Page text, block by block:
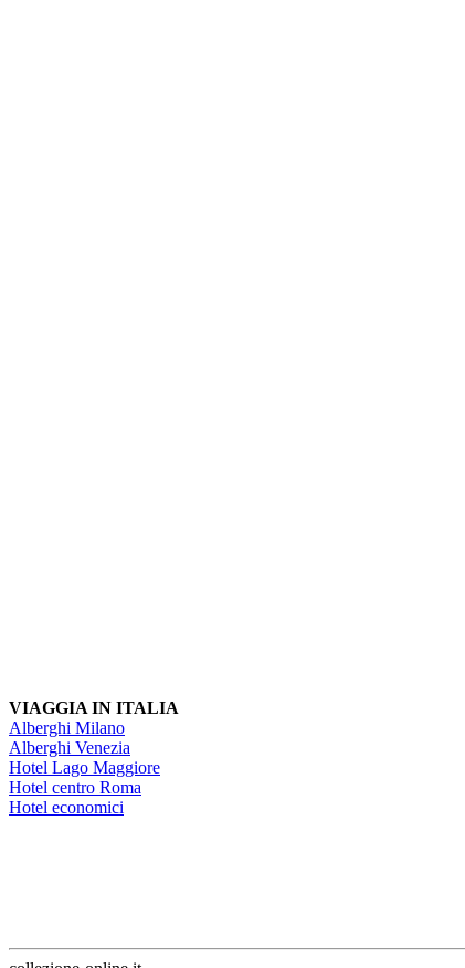
VIAGGIA IN ITALIA
Alberghi Milano
Alberghi Venezia
Hotel Lago Maggiore
Hotel centro Roma
Hotel economici